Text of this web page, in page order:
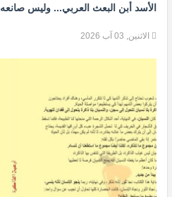
الأسد أبن البعث العربي... وليس صانعه
الاثنين, 03 آب 2026